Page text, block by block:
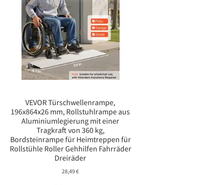
VEVOR Türschwellenrampe,
196x864x26 mm, Rollstuhlrampe aus
Aluminiumlegierung mit einer
Tragkraft von 360 kg,
Bordsteinrampe für Heimtreppen für
Rollstühle Roller Gehhilfen Fahrräder
Dreiräder
28,49€